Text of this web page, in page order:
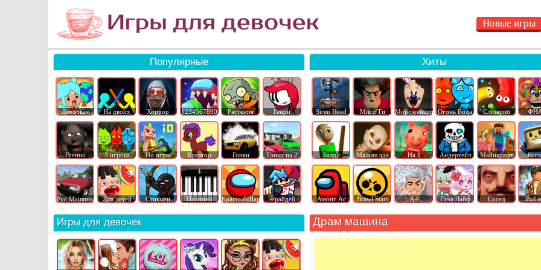
Новые игры
Популярные
Девочкам На двоих Хоррор 1234567890 Растения Генри
Гренни 3 игрока Ио игры Креатор Гонки Гонки на 2
Рус Машины Для детей Стикмен Пианино КрасныйШар Фрайдей
Хиты
Siren Head Мисс Ти Мороженщик Огонь Вода Слизарио
Балди Малыш ада На 1 Андертейл Майнкрафт
Амонг Ас Brawl Stars А4 Гача Лайф Сосед
Драм машина
Игры для девочек